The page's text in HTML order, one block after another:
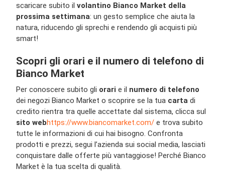
scaricare subito il volantino Bianco Market della
prossima settimana: un gesto semplice che aiuta la
natura, riducendo gli sprechi e rendendo gli acquisti più
smart!
Scopri gli orari e il numero di telefono di
Bianco Market
Per conoscere subito gli orari e il numero di telefono
dei negozi Bianco Market o scoprire se la tua carta di
credito rientra tra quelle accettate dal sistema, clicca sul
sito webhttps://www.biancomarket.com/ e trova subito
tutte le informazioni di cui hai bisogno. Confronta
prodotti e prezzi, segui l’azienda sui social media, lasciati
conquistare dalle offerte più vantaggiose! Perché Bianco
Market è la tua scelta di qualità.